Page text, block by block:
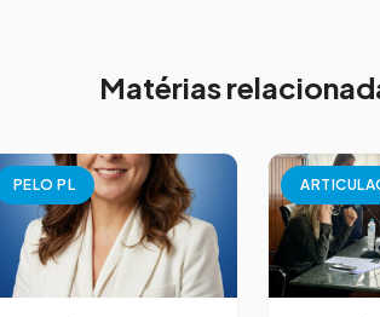
Matérias
PELO PL